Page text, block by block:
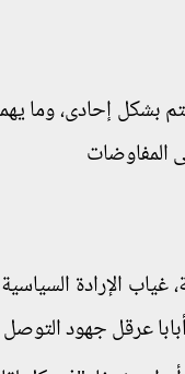
إحادى، وما
المفاوضات
الإرادة
عرقل جهود